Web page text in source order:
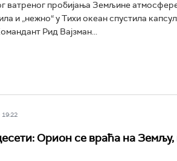
ватреног пробијања Земљине
и „нежно“ у Тихи океан спустила
Рид Вајзман...
Орион се враћа на Земљу,